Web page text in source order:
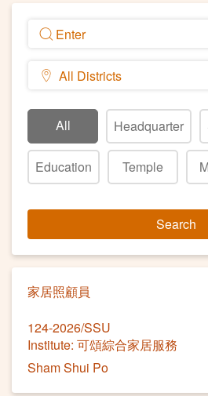
All Headquarter
Education Temple
Search
家居照顧員
124-2026/SSU
Institute: 可頌綜合家居服務
Sham Shui Po